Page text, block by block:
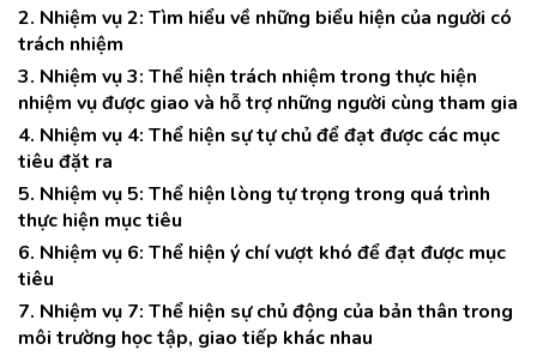
2. Nhiệm vụ 2: Tìm hiểu về những biểu hiện của người có
trách nhiệm
3. Nhiệm vụ 3: Thể hiện trách nhiệm trong thực hiện
nhiệm vụ được giao và hỗ trợ những người cùng tham gia
4. Nhiệm vụ 4: Thể hiện sự tự chủ để đạt được các mục
tiêu đặt ra
5. Nhiệm vụ 5: Thể hiện lòng tự trọng trong quá trình
thực hiện mục tiêu
6. Nhiệm vụ 6: Thể hiện ý chí vượt khó để đạt được mục
tiêu
7. Nhiệm vụ 7: Thể hiện sự chủ động của bản thân trong
môi trường học tập, giao tiếp khác nhau